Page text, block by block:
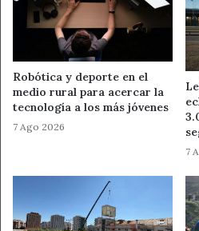
síndrome de Down,
Embarazadas en
mujeres durante el
el parto y que no se
embarazo–.
Personas convivientes
grado de inmunosupresión.
Personal de centros
públicos y privados.
Y personas que
esenciales, como
Robótica y deporte en el
medio rural para acercar la
tecnología a los más jóvenes
7 Ago 2026
7